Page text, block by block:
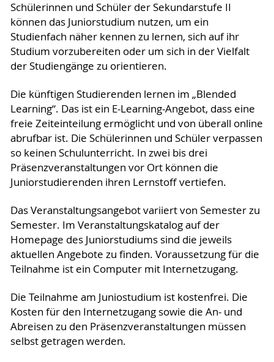
Schülerinnen und Schüler der Sekundarstufe II
können das Juniorstudium nutzen, um ein
Studienfach näher kennen zu lernen, sich auf ihr
Studium vorzubereiten oder um sich in der Vielfalt
der Studiengänge zu orientieren.
Die künftigen Studierenden lernen im „Blended
Learning“. Das ist ein E-Learning-Angebot, dass eine
freie Zeiteinteilung ermöglicht und von überall online
abrufbar ist. Die Schülerinnen und Schüler verpassen
so keinen Schulunterricht. In zwei bis drei
Präsenzveranstaltungen vor Ort können die
Juniorstudierenden ihren Lernstoff vertiefen.
Das Veranstaltungsangebot variiert von Semester zu
Semester. Im Veranstaltungskatalog auf der
Homepage des Juniorstudiums sind die jeweils
aktuellen Angebote zu finden. Voraussetzung für die
Teilnahme ist ein Computer mit Internetzugang.
Die Teilnahme am Juniostudium ist kostenfrei. Die
Kosten für den Internetzugang sowie die An- und
Abreisen zu den Präsenzveranstaltungen müssen
selbst getragen werden.